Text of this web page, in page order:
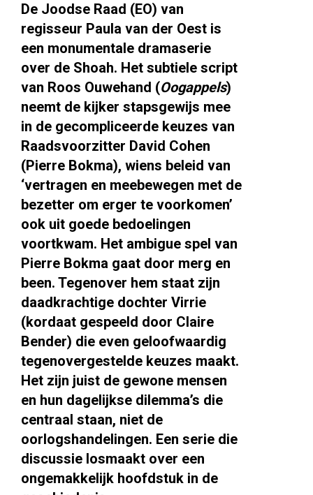
De Joodse Raad (EO) van
regisseur Paula van der Oest is
een monumentale dramaserie
over de Shoah. Het subtiele script
van Roos Ouwehand (Oogappels)
neemt de kijker stapsgewijs mee
in de gecompliceerde keuzes van
Raadsvoorzitter David Cohen
(Pierre Bokma), wiens beleid van
‘vertragen en meebewegen met de
bezetter om erger te voorkomen’
ook uit goede bedoelingen
voortkwam. Het ambigue spel van
Pierre Bokma gaat door merg en
been. Tegenover hem staat zijn
daadkrachtige dochter Virrie
(kordaat gespeeld door Claire
Bender) die even geloofwaardig
tegenovergestelde keuzes maakt.
Het zijn juist de gewone mensen
en hun dagelijkse dilemma’s die
centraal staan, niet de
oorlogshandelingen. Een serie die
discussie losmaakt over een
ongemakkelijk hoofdstuk in de